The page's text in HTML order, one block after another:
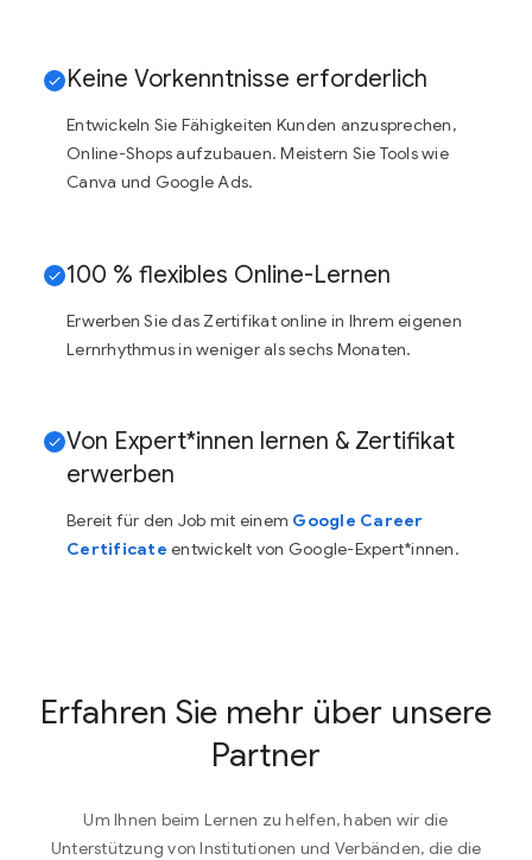
Keine Vorkenntnisse erforderlich
Entwickeln Sie Fähigkeiten Kunden anzusprechen,
Online-Shops aufzubauen. Meistern Sie Tools wie
Canva und Google Ads.
100 % flexibles Online-Lernen
Erwerben Sie das Zertifikat online in Ihrem eigenen
Lernrhythmus in weniger als sechs Monaten.
Von Expert*innen lernen & Zertifikat
erwerben
Bereit für den Job mit einem Google Career
Certificate entwickelt von Google-Expert*innen.
Erfahren Sie mehr über unsere
Partner
Um Ihnen beim Lernen zu helfen, haben wir die
Unterstützung von Institutionen und Verbänden, die die